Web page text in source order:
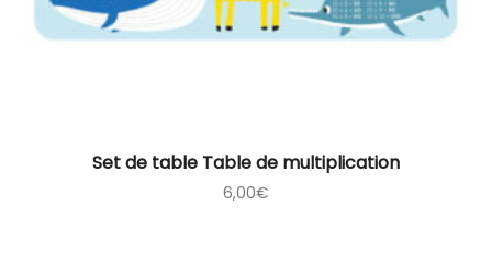
Set de table Table de multiplication
6,00€